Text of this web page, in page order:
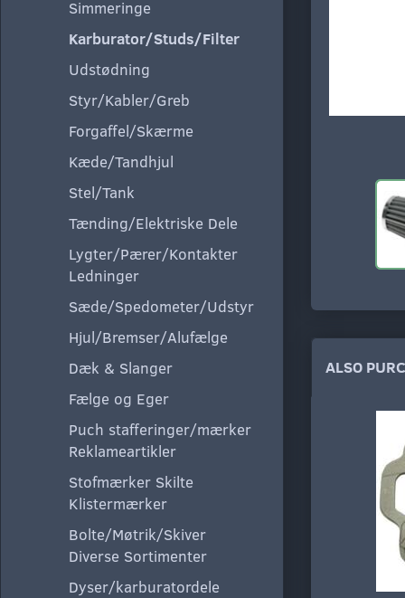
Simmeringe
Karburator/Studs/Filter
Udstødning
Styr/Kabler/Greb
Forgaffel/Skærme
Kæde/Tandhjul
Stel/Tank
Tænding/Elektriske Dele
Lygter/Pærer/Kontakter
Ledninger
Sæde/Spedometer/Udstyr
Hjul/Bremser/Alufælge
Dæk & Slanger
Fælge og Eger
Puch stafferinger/mærker
Reklameartikler
Stofmærker Skilte
Klistermærker
Bolte/Møtrik/Skiver
Diverse Sortimenter
Dyser/karburatordele
ALSO